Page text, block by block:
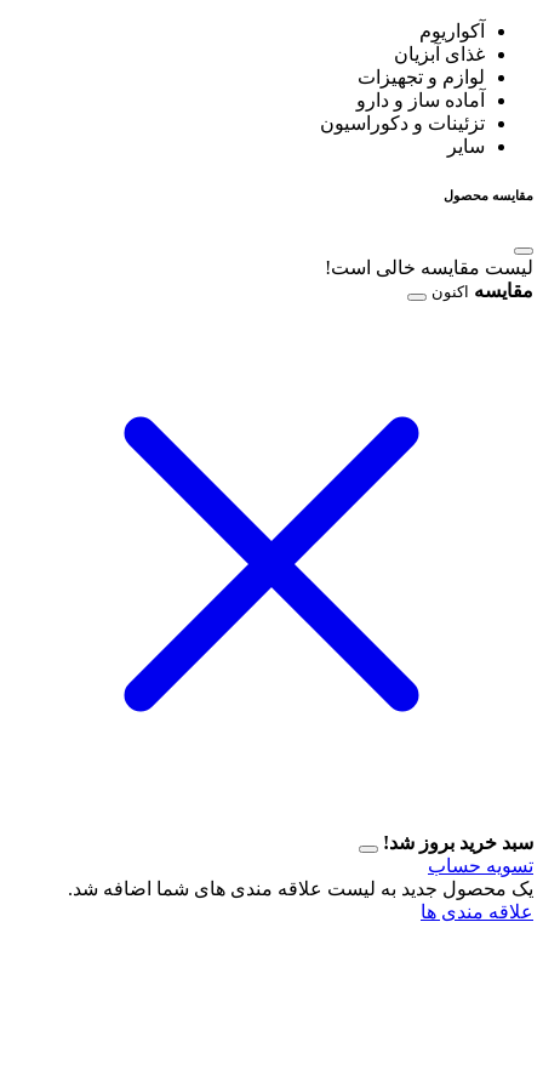
آکواریوم
غذای آبزیان
لوازم و تجهیزات
آماده ساز و دارو
تزئینات و دکوراسیون
سایر
مقایسه محصول
لیست مقایسه خالی است!
مقایسه اکنون
سبد خرید بروز شد!
تسویه حساب
یک محصول جدید به لیست علاقه مندی های شما اضافه شد.
علاقه مندی ها